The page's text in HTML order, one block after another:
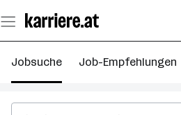
Seiteninhalt
springen
Jobsuche Job-Empfehlungen